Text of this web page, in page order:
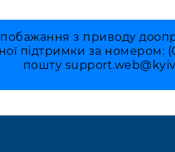
з приводу
підтримки за
пошту